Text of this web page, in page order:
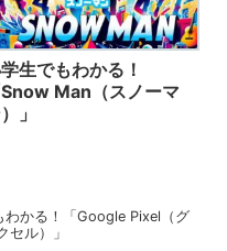
生でもわかる！
Snow Man（スノーマ
」
わかる！「Google Pixel（グ
セル）」